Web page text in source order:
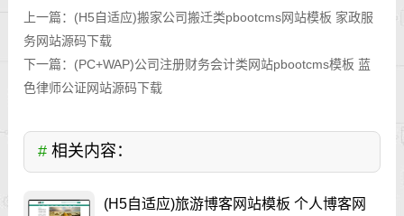
上一篇： (H5自适应)搬家公司搬迁类pbootcms网站模板 家政服
务网站源码下载
下一篇： (PC+WAP)公司注册财务会计类网站pbootcms模板 蓝
色律师公证网站源码下载
#相关内容：
(H5自适应)旅游博客网站模板 个人博客网